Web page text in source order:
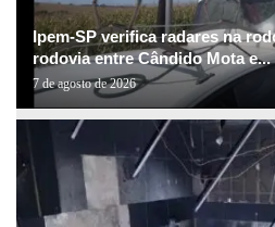
Ipem-SP verifica radares na
rodovia entre Cândido Mota e...
7 de agosto de 2026